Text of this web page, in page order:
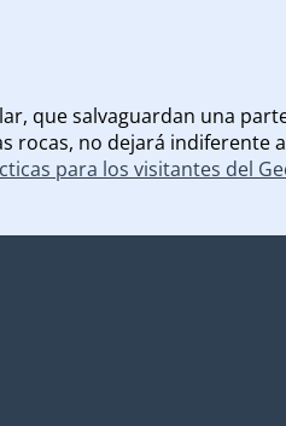
que salvaguardan una
no dejará indiferente
para los visitantes del